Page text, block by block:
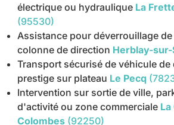
électrique ou hydraulique La
(95530)
Assistance pour déverrouillage
colonne de direction Herblay-sur-
Transport sécurisé de véhicule
prestige sur plateau Le Pecq
Intervention sur sortie de ville,
d'activité ou zone commerciale
Colombes (92250)